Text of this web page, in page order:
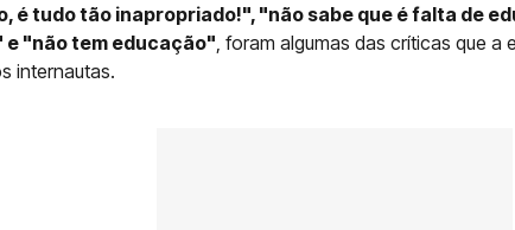
é tudo tão inapropriado!", "não sabe que é falta de
e "não tem educação" , foram algumas das críticas que a
internautas.